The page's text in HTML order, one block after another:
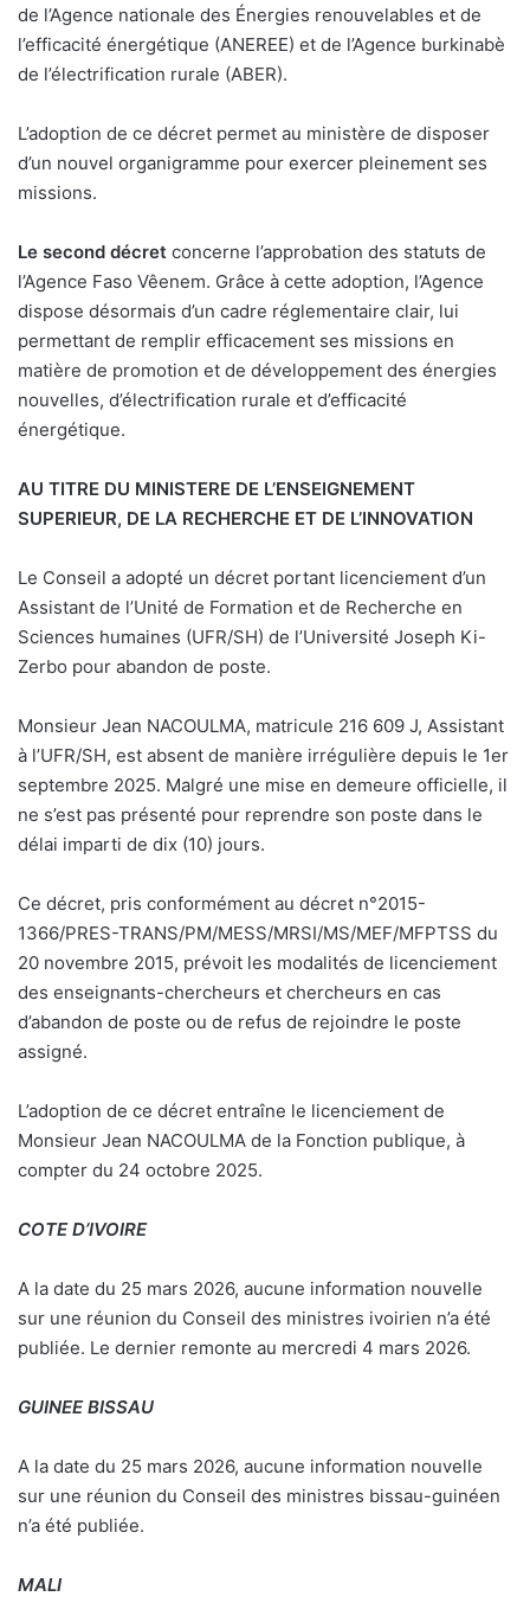
de l’Agence nationale des Énergies renouvelables et de
l’efficacité énergétique (ANEREE) et de l’Agence burkinabè
de l’électrification rurale (ABER).
L’adoption de ce décret permet au ministère de disposer
d’un nouvel organigramme pour exercer pleinement ses
missions.
Le second décret concerne l’approbation des statuts de
l’Agence Faso Vêenem. Grâce à cette adoption, l’Agence
dispose désormais d’un cadre réglementaire clair, lui
permettant de remplir efficacement ses missions en
matière de promotion et de développement des énergies
nouvelles, d’électrification rurale et d’efficacité
énergétique.
AU TITRE DU MINISTERE DE L’ENSEIGNEMENT
SUPERIEUR, DE LA RECHERCHE ET DE L’INNOVATION
Le Conseil a adopté un décret portant licenciement d’un
Assistant de l’Unité de Formation et de Recherche en
Sciences humaines (UFR/SH) de l’Université Joseph Ki-
Zerbo pour abandon de poste.
Monsieur Jean NACOULMA, matricule 216 609 J, Assistant
à l’UFR/SH, est absent de manière irrégulière depuis le 1er
septembre 2025. Malgré une mise en demeure officielle, il
ne s’est pas présenté pour reprendre son poste dans le
délai imparti de dix (10) jours.
Ce décret, pris conformément au décret n°2015-
1366/PRES-TRANS/PM/MESS/MRSI/MS/MEF/MFPTSS du
20 novembre 2015, prévoit les modalités de licenciement
des enseignants-chercheurs et chercheurs en cas
d’abandon de poste ou de refus de rejoindre le poste
assigné.
L’adoption de ce décret entraîne le licenciement de
Monsieur Jean NACOULMA de la Fonction publique, à
compter du 24 octobre 2025.
COTE D’IVOIRE
A la date du 25 mars 2026, aucune information nouvelle
sur une réunion du Conseil des ministres ivoirien n’a été
publiée. Le dernier remonte au mercredi 4 mars 2026.
GUINEE BISSAU
A la date du 25 mars 2026, aucune information nouvelle
sur une réunion du Conseil des ministres bissau-guinéen
n’a été publiée.
MALI